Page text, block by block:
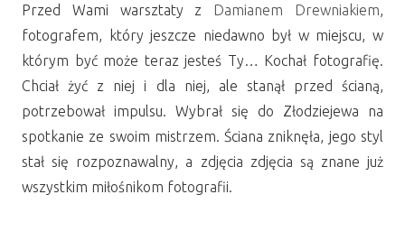
Przed Wami warsztaty z Damianem Drewniakiem,
fotografem, który jeszcze niedawno był w miejscu, w
którym być może teraz jesteś Ty… Kochał fotografię.
Chciał żyć z niej i dla niej, ale stanął przed ścianą,
potrzebował impulsu. Wybrał się do Złodziejewa na
spotkanie ze swoim mistrzem. Ściana zniknęła, jego styl
stał się rozpoznawalny, a zdjęcia zdjęcia są znane już
wszystkim miłośnikom fotografii.